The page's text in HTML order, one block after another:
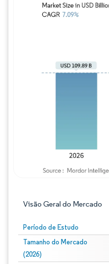
Visão Geral do Mercado
Período de Estudo
Tamanho do Mercado
(2026)